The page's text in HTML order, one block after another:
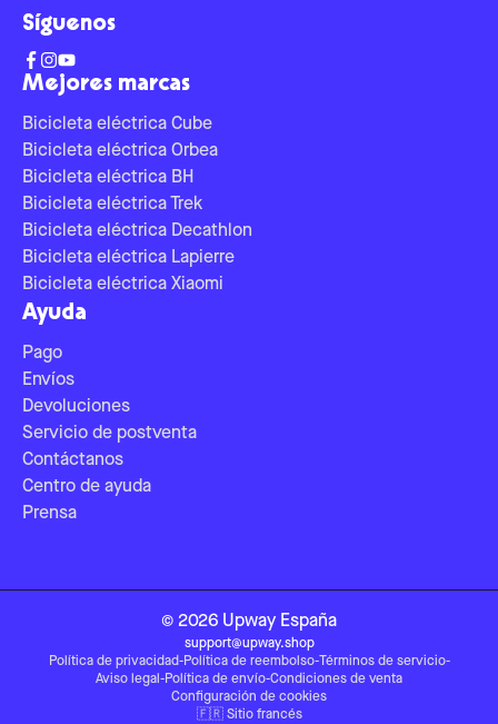
Mejores marcas
Bicicleta eléctrica Cube
Bicicleta eléctrica Orbea
Bicicleta eléctrica BH
Bicicleta eléctrica Trek
Bicicleta eléctrica Decathlon
Bicicleta eléctrica Lapierre
Bicicleta eléctrica Xiaomi
Ayuda
Pago
Envíos
Devoluciones
Servicio de postventa
Contáctanos
Centro de ayuda
Prensa
Síguenos
© 2026 Upway España
support@upway.shop
Política de privacidad-Política de reembolso-Términos de servicio-
Aviso legal -Política de envío-Condiciones de venta
Configuración de cookies
🇫🇷 Sitio francés